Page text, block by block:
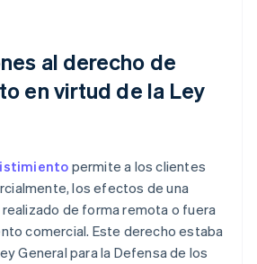
al derecho de
en virtud de la Ley
permite a los clientes
los efectos de una
de forma remota o fuera
comercial. Este derecho estaba
General para la Defensa de los